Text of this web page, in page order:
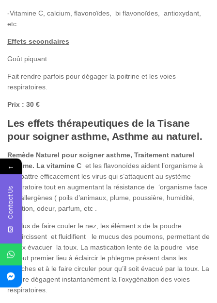
-Vitamine C, calcium, flavonoïdes, bi flavonoïdes, antioxydant,
etc.
Effets secondaires
Goût piquant
Fait rendre parfois pour dégager la poitrine et les voies
respiratoires.
Prix : 30 €
Les effets thérapeutiques de la Tisane
pour soigner asthme, Asthme au naturel.
Remède Naturel pour soigner asthme, Traitement naturel
Asthme. La vitamine C et les flavonoïdes aident l’organisme à
combattre efficacement les virus qui s’attaquent au système
respiratoire tout en augmentant la résistance de ‘organisme face
aux allergènes ( poils d’animaux, plume, poussière, humidité,
pollution, odeur, parfum, etc .
En plus de faire couler le nez, les élément s de la poudre
éclaircissent et fluidifient le mucus des poumons, permettant de
mieux évacuer la toux. La mastication lente de la poudre vise
en tout premier lieu à éclaircir le phlegme présent dans les
bronches et à le faire circuler pour qu’il soit évacué par la toux. La
poudre dégagent instantanément la l’oxygénation des voies
respiratoires.
←
Contact Us